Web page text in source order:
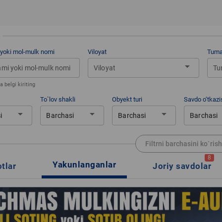
mol-mulk nomi
belgi kiriting
Viloyat
Viloyat arrow_drop_down
arrow_drop_down
To`lov shakli
Barchasi arrow_drop_down
Obyekt turi
Barchasi arrow_drop_down
Savdo
Barchasi
Filtrni barchasini ko`rish
Yakunlanganlar Joriy savdolar
8